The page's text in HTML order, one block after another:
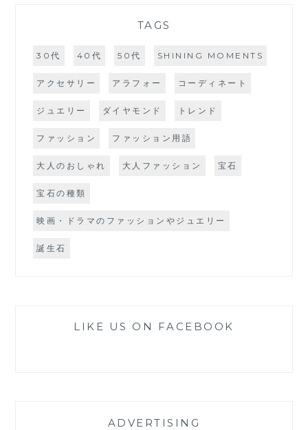
TAGS
30代 40代 50代 SHINING MOMENTS
アクセサリー アラフォー コーディネート
ジュエリー ダイヤモンド トレンド
ファッション ファッション用語
大人のおしゃれ 大人ファッション 宝石
宝石の種類
映画・ドラマのファッションやジュエリー
誕生石
LIKE US ON FACEBOOK
ADVERTISING